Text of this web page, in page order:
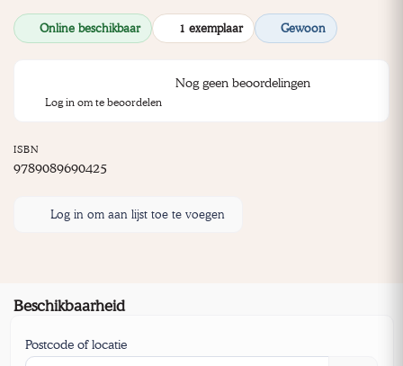
Online beschikbaar 1 exemplaar Gewoon
Nog geen beoordelingen
Log in om te beoordelen
ISBN
9789089690425
Log in om aan lijst toe te voegen
Beschikbaarheid
Postcode of locatie